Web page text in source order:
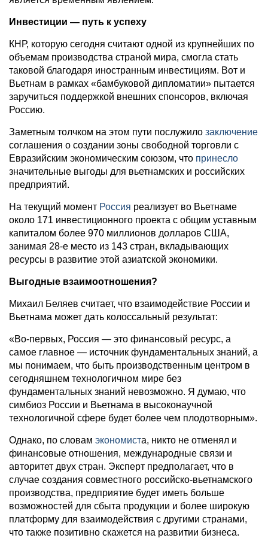
Инвестиции — путь к успеху
КНР, которую сегодня считают одной из крупнейших по
объемам производства страной мира, смогла стать
таковой благодаря иностранным инвестициям. Вот и
Вьетнам в рамках «бамбуковой дипломатии» пытается
заручиться поддержкой внешних спонсоров, включая
Россию.
Заметным толчком на этом пути послужило заключение
соглашения о создании зоны свободной торговли с
Евразийским экономическим союзом, что принесло
значительные выгоды для вьетнамских и российских
предприятий.
На текущий момент Россия реализует во Вьетнаме
около 171 инвестиционного проекта с общим уставным
капиталом более 970 миллионов долларов США,
занимая 28-е место из 143 стран, вкладывающих
ресурсы в развитие этой азиатской экономики.
Выгодные взаимоотношения?
Михаил Беляев считает, что взаимодействие России и
Вьетнама может дать колоссальный результат:
«Во-первых, Россия — это финансовый ресурс, а
самое главное — источник фундаментальных знаний, а
мы понимаем, что быть производственным центром в
сегодняшнем технологичном мире без
фундаментальных знаний невозможно. Я думаю, что
симбиоз России и Вьетнама в высоконаучной
технологичной сфере будет более чем плодотворным».
Однако, по словам экономиста, никто не отменял и
финансовые отношения, международные связи и
авторитет двух стран. Эксперт предполагает, что в
случае создания совместного российско-вьетнамского
производства, предприятие будет иметь больше
возможностей для сбыта продукции и более широкую
платформу для взаимодействия с другими странами,
что также позитивно скажется на развитии бизнеса.